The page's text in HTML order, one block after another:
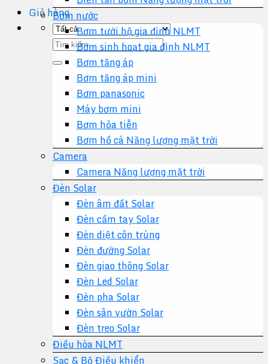
Giỏ hàng
Tìm
kiếm:
Bơm nước
Bơm tưới hộ gia đình NLMT
Bơm sinh hoạt gia đình NLMT
Bơm tăng áp
Bơm tăng áp mini
Bơm panasonic
Máy bơm mini
Bơm hỏa tiễn
Bơm hồ cá Năng lượng mặt trời
Camera
Camera Năng lượng mặt trời
Đèn Solar
Đèn âm đất Solar
Đèn cầm tay Solar
Đèn diệt côn trùng
Đèn đường Solar
Đèn giao thông Solar
Đèn Led Solar
Đèn pha Solar
Đèn sân vườn Solar
Đèn treo Solar
Điều hòa NLMT
Sạc & Bộ Điều khiển